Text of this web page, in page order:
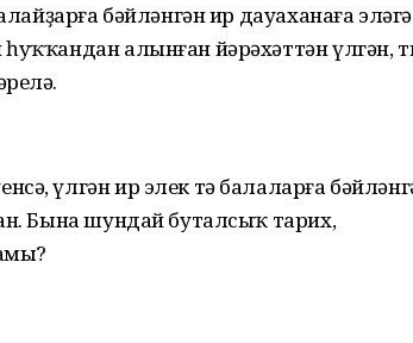
бәйләнгән ир дауаханаға
алынған йәрәхәттән үлгән,
үлгән ир элек тә балаларға
Бына шундай буталсыҡ тарих,